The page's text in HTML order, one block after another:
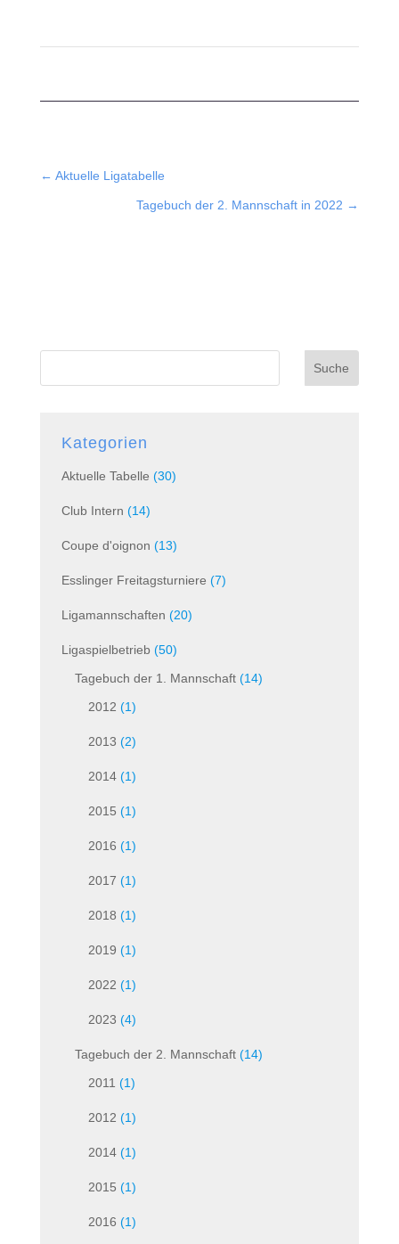
← Aktuelle Ligatabelle
Tagebuch der 2. Mannschaft in 2022 →
Suche
Kategorien
Aktuelle Tabelle (30)
Club Intern (14)
Coupe d'oignon (13)
Esslinger Freitagsturniere (7)
Ligamannschaften (20)
Ligaspielbetrieb(50)
Tagebuch der 1. Mannschaft(14)
2012 (1)
2013 (2)
2014(1)
2015 (1)
2016 (1)
2017 (1)
2018 (1)
2019 (1)
2022 (1)
2023 (4)
Tagebuch der 2. Mannschaft(14)
2011 (1)
2012 (1)
2014(1)
2015 (1)
2016 (1)